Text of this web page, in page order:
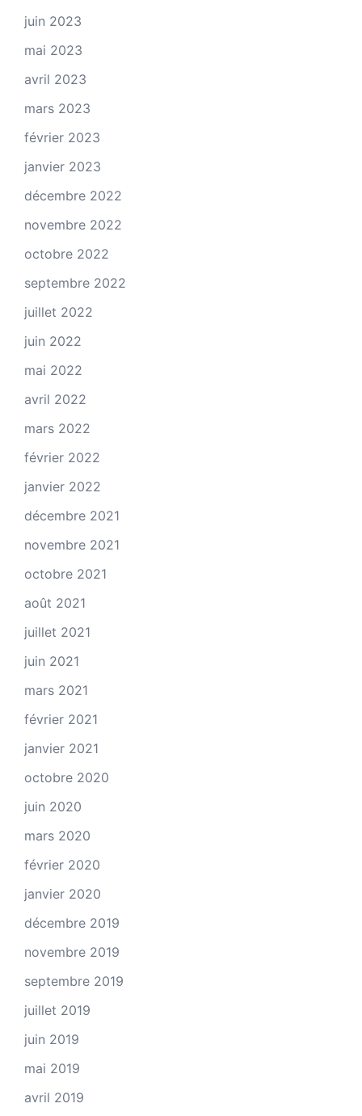
juin 2023
mai 2023
avril 2023
mars 2023
février 2023
janvier 2023
décembre 2022
novembre 2022
octobre 2022
septembre 2022
juillet 2022
juin 2022
mai 2022
avril 2022
mars 2022
février 2022
janvier 2022
décembre 2021
novembre 2021
octobre 2021
août 2021
juillet 2021
juin 2021
mars 2021
février 2021
janvier 2021
octobre 2020
juin 2020
mars 2020
février 2020
janvier 2020
décembre 2019
novembre 2019
septembre 2019
juillet 2019
juin 2019
mai 2019
avril 2019